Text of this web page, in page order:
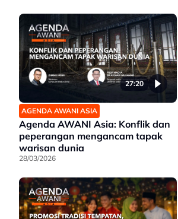
27:20
AGENDA AWANI ASIA
Agenda AWANI Asia: Konflik dan
peperangan mengancam tapak
warisan dunia
28/03/2026